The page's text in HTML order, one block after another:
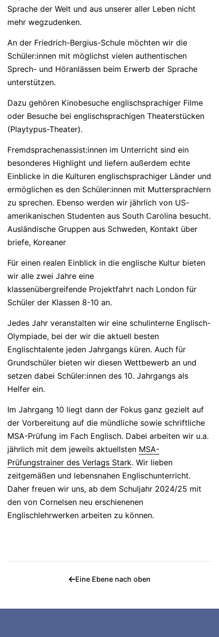
Sprache der Welt und aus unserer aller Leben nicht
mehr wegzudenken.
An der Friedrich-Bergius-Schule möchten wir die
Schüler:innen mit möglichst vielen authentischen
Sprech- und Höranlässen beim Erwerb der Sprache
unterstützen.
Dazu gehören Kinobesuche englischsprachiger Filme
oder Besuche bei englischsprachigen Theaterstücken
(Playtypus-Theater).
Fremdsprachenassist:innen im Unterricht sind ein
besonderes Highlight und liefern außerdem echte
Einblicke in die Kulturen englischsprachiger Länder und
ermöglichen es den Schüler:innen mit Muttersprachlern
zu sprechen. Ebenso werden wir jährlich von US-
amerikanischen Studenten aus South Carolina besucht.
Ausländische Gruppen aus Schweden, Kontakt über
briefe, Koreaner
Für einen realen Einblick in die englische Kultur bieten
wir alle zwei Jahre eine
klassenübergreifende Projektfahrt nach London für
Schüler der Klassen 8-10 an.
Jedes Jahr veranstalten wir eine schulinterne Englisch-
Olympiade, bei der wir die aktuell besten
Englischtalente jeden Jahrgangs küren. Auch für
Grundschüler bieten wir diesen Wettbewerb an und
setzen dabei Schüler:innen des 10. Jahrgangs als
Helfer ein.
Im Jahrgang 10 liegt dann der Fokus ganz gezielt auf
der Vorbereitung auf die mündliche sowie schriftliche
MSA-Prüfung im Fach Englisch. Dabei arbeiten wir u.a.
jährlich mit dem jeweils aktuellsten MSA-
Prüfungstrainer des Verlags Stark. Wir lieben
zeitgemäßen und lebensnahen Englischunterricht.
Daher freuen wir uns, ab dem Schuljahr 2024/25 mit
den von Cornelsen neu erschienenen
Englischlehrwerken arbeiten zu können.
Eine Ebene nach oben